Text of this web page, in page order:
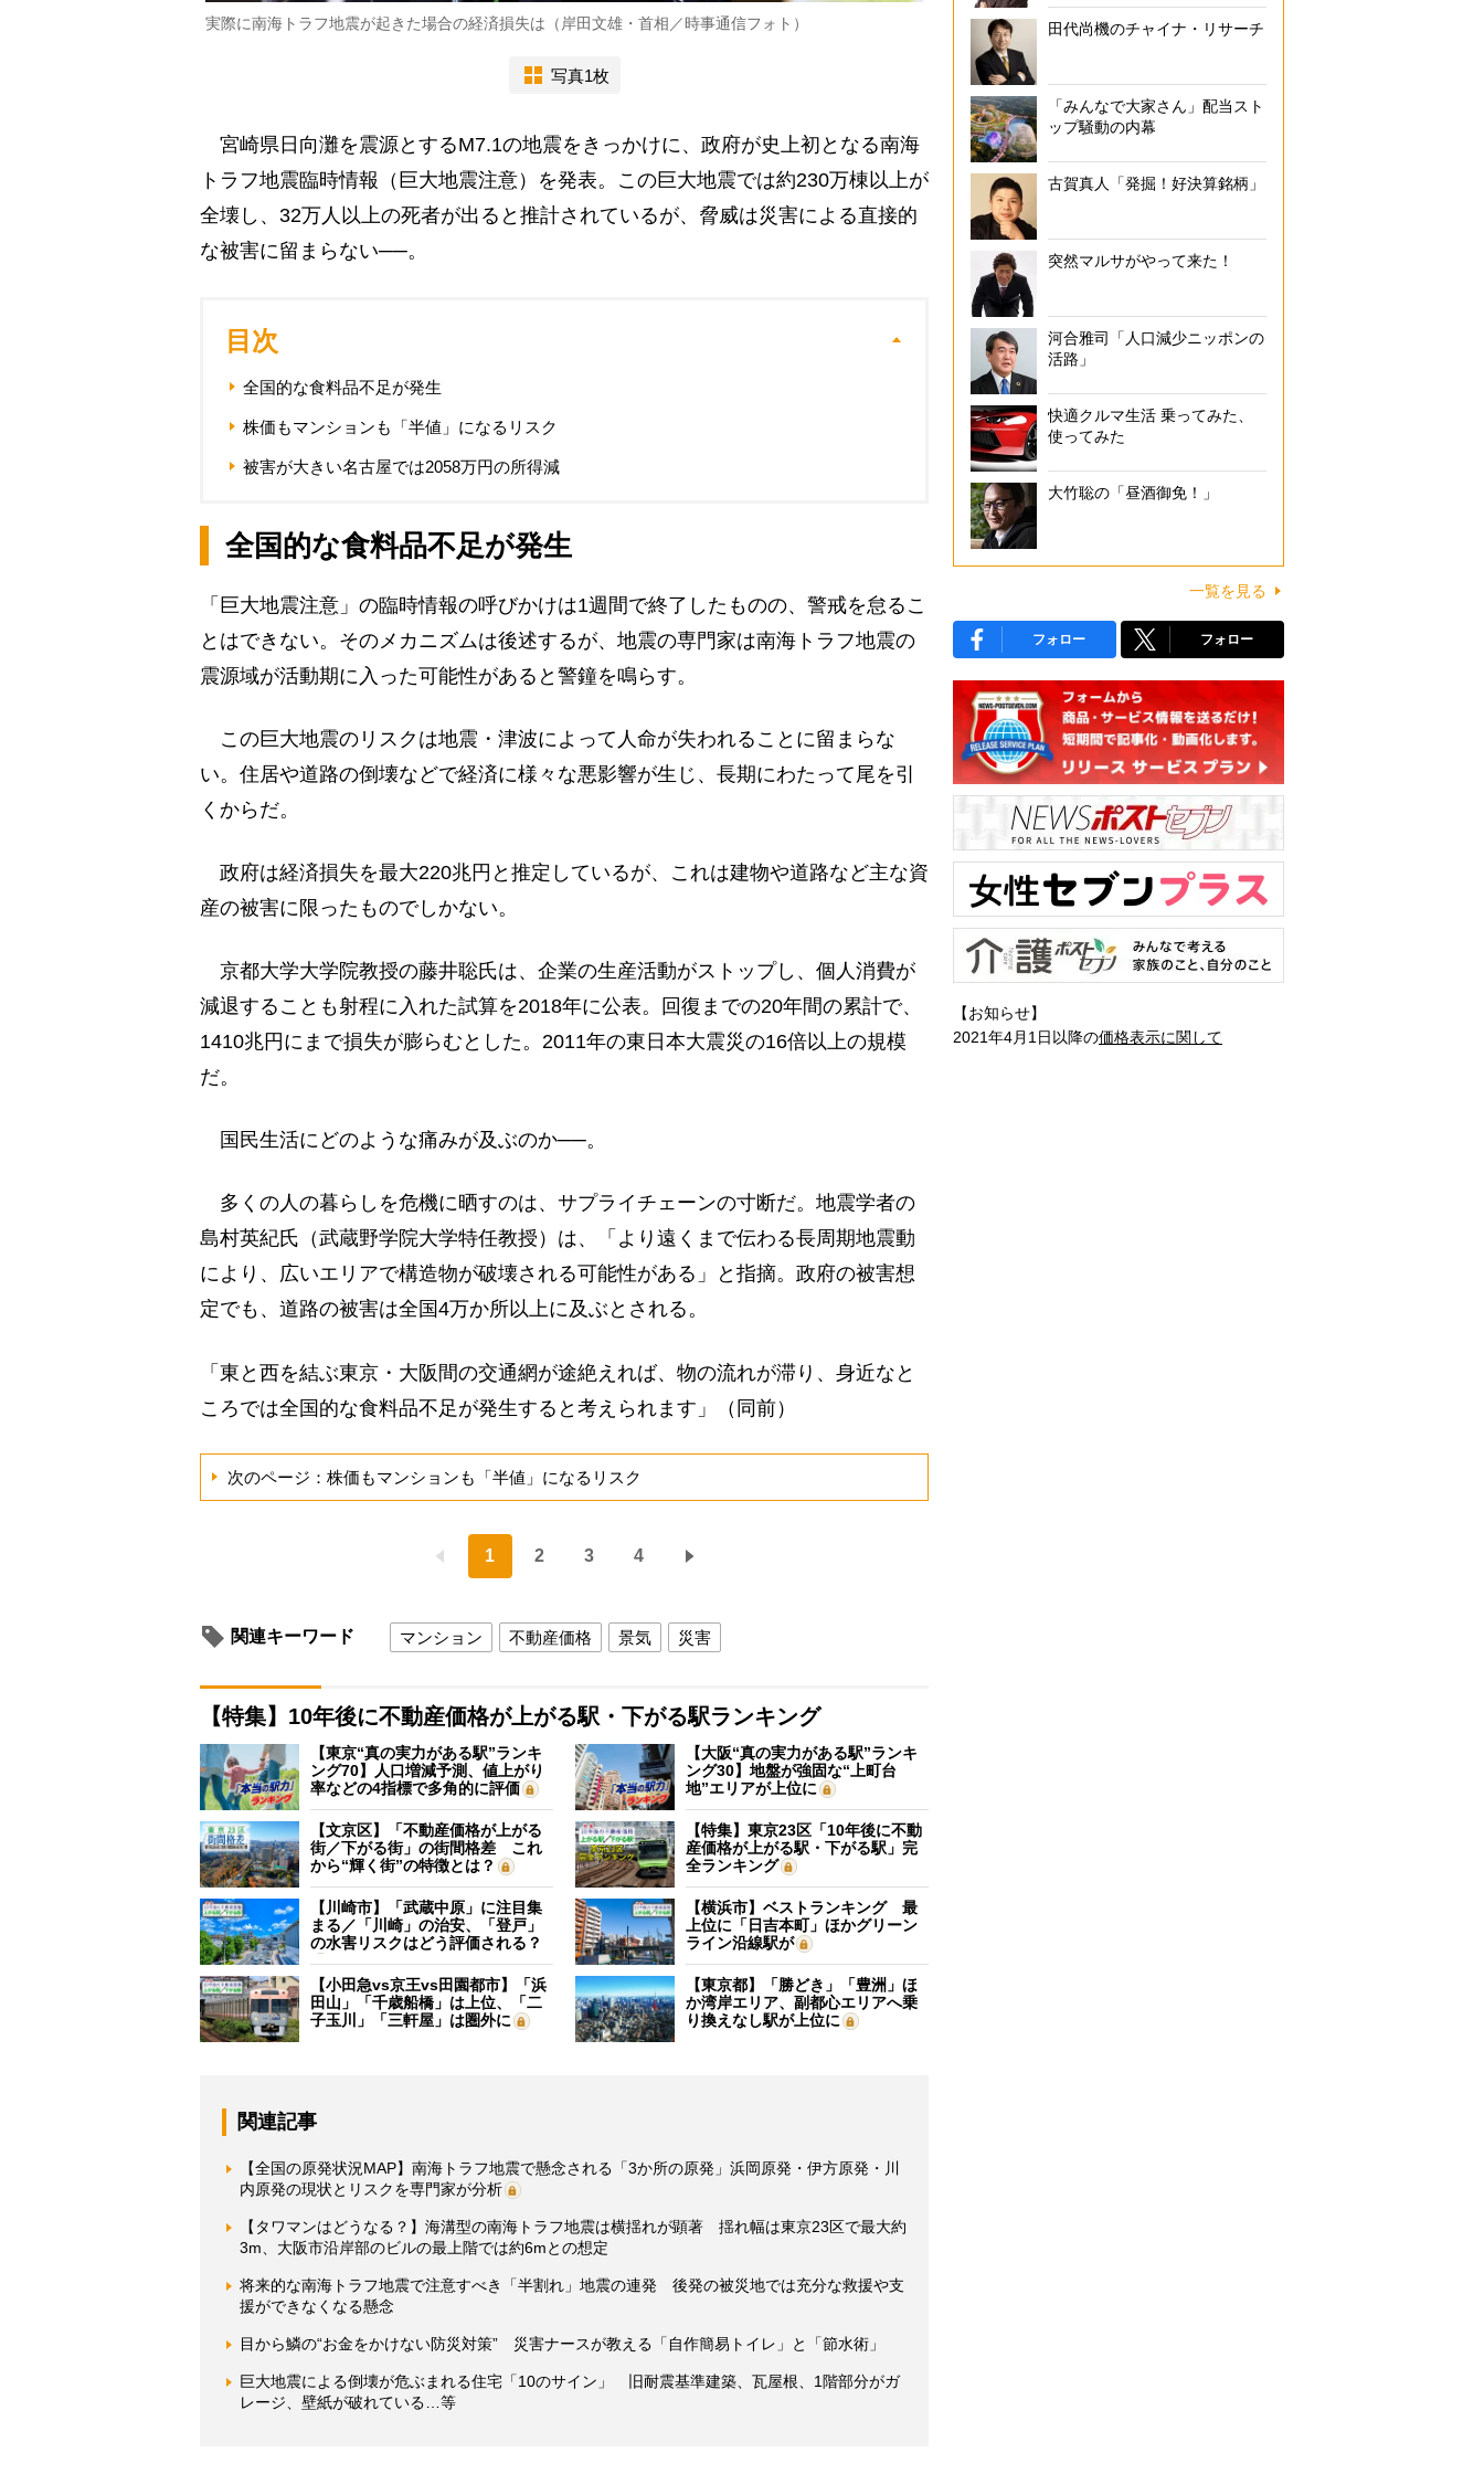
実際に南海トラフ地震が起きた場合の経済損失は（岸田文雄・首相／時事通信フォト）
写真1枚
宮崎県日向灘を震源とするM7.1の地震をきっかけに、政府が史上初となる南海
トラフ地震臨時情報（巨大地震注意）を発表。この巨大地震では約230万棟以上が
全壊し、32万人以上の死者が出ると推計されているが、脅威は災害による直接的
な被害に留まらない──。
目次
全国的な食料品不足が発生
株価もマンションも「半値」になるリスク
被害が大きい名古屋では2058万円の所得減
全国的な食料品不足が発生
「巨大地震注意」の臨時情報の呼びかけは1週間で終了したものの、警戒を怠るこ
とはできない。そのメカニズムは後述するが、地震の専門家は南海トラフ地震の
震源域が活動期に入った可能性があると警鐘を鳴らす。
この巨大地震のリスクは地震・津波によって人命が失われることに留まらな
い。住居や道路の倒壊などで経済に様々な悪影響が生じ、長期にわたって尾を引
くからだ。
政府は経済損失を最大220兆円と推定しているが、これは建物や道路など主な資
産の被害に限ったものでしかない。
京都大学大学院教授の藤井聡氏は、企業の生産活動がストップし、個人消費が
減退することも射程に入れた試算を2018年に公表。回復までの20年間の累計で、
1410兆円にまで損失が膨らむとした。2011年の東日本大震災の16倍以上の規模
だ。
国民生活にどのような痛みが及ぶのか──。
多くの人の暮らしを危機に晒すのは、サプライチェーンの寸断だ。地震学者の
島村英紀氏（武蔵野学院大学特任教授）は、「より遠くまで伝わる長周期地震動
により、広いエリアで構造物が破壊される可能性がある」と指摘。政府の被害想
定でも、道路の被害は全国4万か所以上に及ぶとされる。
「東と西を結ぶ東京・大阪間の交通網が途絶えれば、物の流れが滞り、身近なと
ころでは全国的な食料品不足が発生すると考えられます」（同前）
次のページ：株価もマンションも「半値」になるリスク
1 2 3 4
関連キーワード マンション 不動産価格 景気 災害
【特集】10年後に不動産価格が上がる駅・下がる駅ランキング
【東京“真の実力がある駅”ランキ
ング70】人口増減予測、値上がり
率などの4指標で多角的に評価
【大阪“真の実力がある駅”ランキ
ング30】地盤が強固な“上町台
地”エリアが上位に
【文京区】「不動産価格が上がる
街／下がる街」の街間格差 これ
から“輝く街”の特徴とは？
【特集】東京23区「10年後に不動
産価格が上がる駅・下がる駅」完
全ランキング
【川崎市】「武蔵中原」に注目集
まる／「川崎」の治安、「登戸」
の水害リスクはどう評価される？
【横浜市】ベストランキング 最
上位に「日吉本町」ほかグリーン
ライン沿線駅が
【小田急vs京王vs田園都市】「浜
田山」「千歳船橋」は上位、「二
子玉川」「三軒屋」は圏外に
【東京都】「勝どき」「豊洲」ほ
か湾岸エリア、副都心エリアへ乗
り換えなし駅が上位に
関連記事
【全国の原発状況MAP】南海トラフ地震で懸念される「3か所の原発」浜岡原発・伊方原発・川
内原発の現状とリスクを専門家が分析
【タワマンはどうなる？】海溝型の南海トラフ地震は横揺れが顕著 揺れ幅は東京23区で最大約
3m、大阪市沿岸部のビルの最上階では約6mとの想定
将来的な南海トラフ地震で注意すべき「半割れ」地震の連発 後発の被災地では充分な救援や支
援ができなくなる懸念
目から鱗の“お金をかけない防災対策” 災害ナースが教える「自作簡易トイレ」と「節水術」
巨大地震による倒壊が危ぶまれる住宅「10のサイン」 旧耐震基準建築、瓦屋根、1階部分がガ
レージ、壁紙が破れている…等
田代尚機のチャイナ・リサーチ
「みんなで大家さん」配当スト
ップ騒動の内幕
古賀真人「発掘！好決算銘柄」
突然マルサがやって来た！
河合雅司「人口減少ニッポンの
活路」
快適クルマ生活 乗ってみた、
使ってみた
大竹聡の「昼酒御免！」
一覧を見る
フォロー フォロー
【お知らせ】
2021年4月1日以降の価格表示に関して